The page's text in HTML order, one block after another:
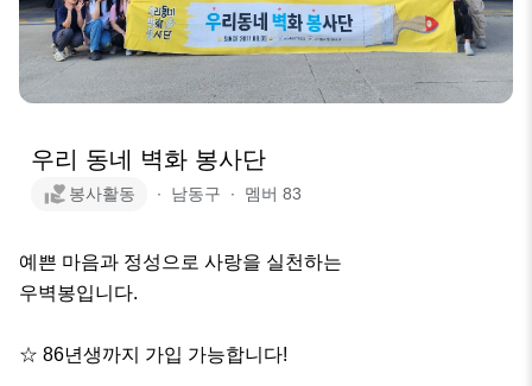
우리 동네 벽화 봉사단
봉사활동 ∙ 남동구 ∙ 멤버 83
예쁜 마음과 정성으로 사랑을 실천하는
우벽봉입니다.
☆ 86년생까지 가입 가능합니다!